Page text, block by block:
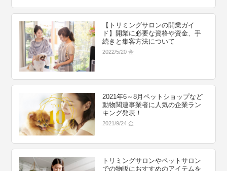
【トリミングサロンの開業ガイ
ド】開業に必要な資格や資金、手
続きと集客方法について
2022/5/20 金
2021年6～8月ペットショップなど
動物関連事業者に人気の企業ラン
キング発表！
2021/9/24 金
トリミングサロンやペットサロン
での物販におすすめのアイテムを